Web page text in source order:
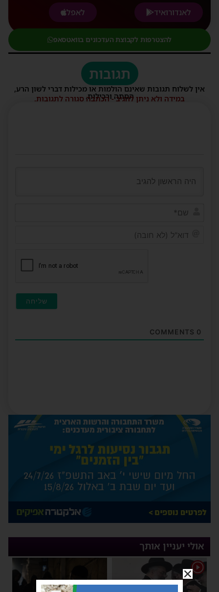
לאנדורואיד
לאפל
להצטרפות לקבוצת העדכונים בוואטסאפ
תגובות
אין לשלוח תגובות שאינם הולמות או מכילות דברי לשון הרע,
הסתה ורכילות.
במידה ולא ניתן להגיב - הכתבה סגורה לתגובות.
0
אולי יעניין אותך
1